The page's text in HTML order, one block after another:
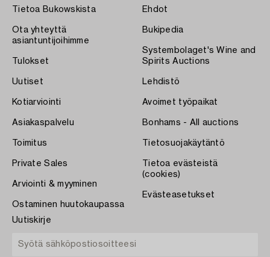
Tietoa Bukowskista
Ota yhteyttä
asiantuntijoihimme
Tulokset
Uutiset
Kotiarviointi
Asiakaspalvelu
Toimitus
Private Sales
Arviointi & myyminen
Ostaminen huutokaupassa
Ehdot
Bukipedia
Systembolaget's Wine and
Spirits Auctions
Lehdistö
Avoimet työpaikat
Bonhams - All auctions
Tietosuojakäytäntö
Tietoa evästeistä
(cookies)
Evästeasetukset
Uutiskirje